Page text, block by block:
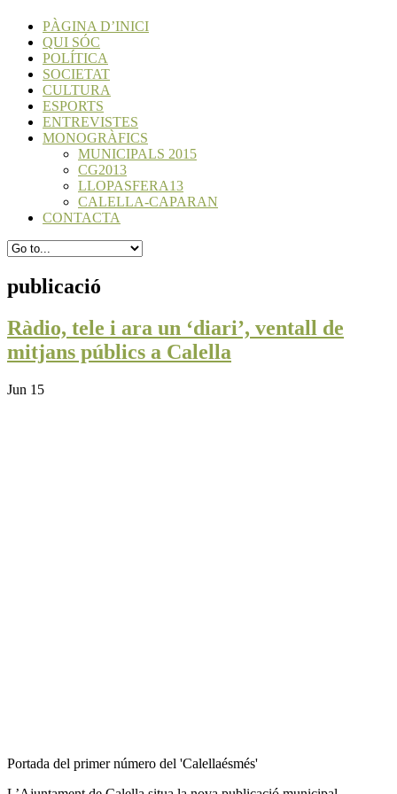
PÀGINA D’INICI
QUI SÓC
POLÍTICA
SOCIETAT
CULTURA
ESPORTS
ENTREVISTES
MONOGRÀFICS
MUNICIPALS 2015
CG2013
LLOPASFERA13
CALELLA-CAPARAN
CONTACTA
publicació
Ràdio, tele i ara un ‘diari’, ventall de
mitjans públics a Calella
Jun 15
Portada del primer número del 'Calellaésmés'